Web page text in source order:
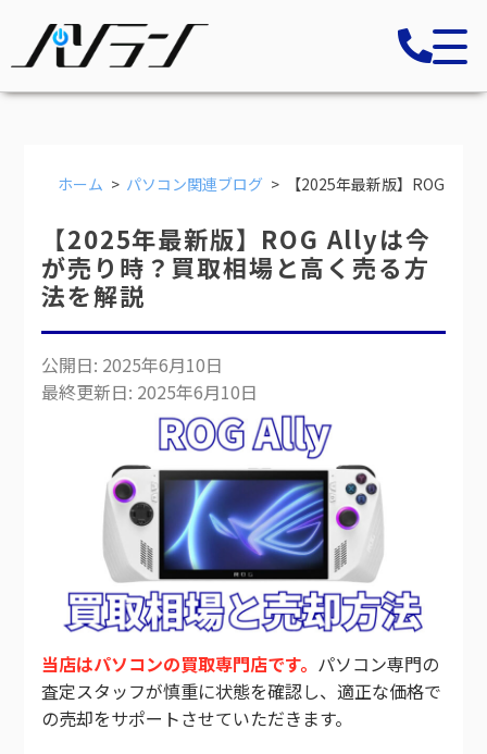
ホーム パソコン関連ブログ 【2025年最新版】ROG
【2025年最新版】ROG Allyは今
が売り時？買取相場と高く売る方
法を解説
公開日: 2025年6月10日
最終更新日: 2025年6月10日
当店はパソコンの買取専門店です。 パソコン専門の
査定スタッフが慎重に状態を確認し、適正な価格で
の売却をサポートさせていただきます。